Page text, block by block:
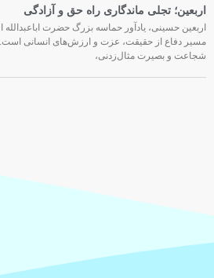
اربعین؛ تجلی ماندگاری راه حق و آزادگی
اربعین حسینی، یادآور حماسه بزرگ حضرت اباعبدالله
مسیر دفاع از حقیقت، عزت و ارزش‌های انسانی
شجاعت و بصیرت مثال‌زدنی،